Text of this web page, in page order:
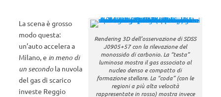
Rendering 3D dell’osservazione di SDSS
J0905+57 con la rilevazione del
monossido di carbonio. La “testa”
luminosa mostra il gas associato al
nucleo denso e compatto di
formazione stellare. La “coda” (con le
regioni a più alta velocità
rappresentate in rosso) mostra invece
La scena è grosso
modo questa:
un’auto accelera a
Milano, e in meno di
un secondo la nuvola
del gas di scarico
investe Reggio